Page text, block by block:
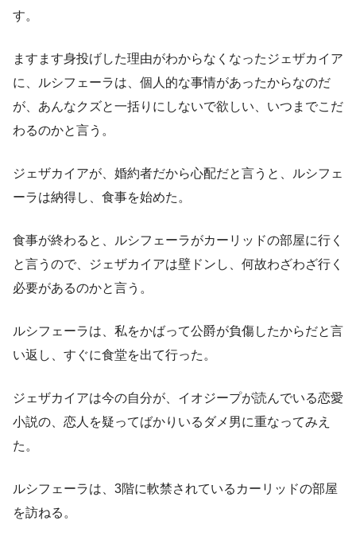
す。
ますます身投げした理由がわからなくなったジェザカイア
に、ルシフェーラは、個人的な事情があったからなのだ
が、あんなクズと一括りにしないで欲しい、いつまでこだ
わるのかと言う。
ジェザカイアが、婚約者だから心配だと言うと、ルシフェ
ーラは納得し、食事を始めた。
食事が終わると、ルシフェーラがカーリッドの部屋に行く
と言うので、ジェザカイアは壁ドンし、何故わざわざ行く
必要があるのかと言う。
ルシフェーラは、私をかばって公爵が負傷したからだと言
い返し、すぐに食堂を出て行った。
ジェザカイアは今の自分が、イオジープが読んでいる恋愛
小説の、恋人を疑ってばかりいるダメ男に重なってみえ
た。
ルシフェーラは、3階に軟禁されているカーリッドの部屋
を訪ねる。